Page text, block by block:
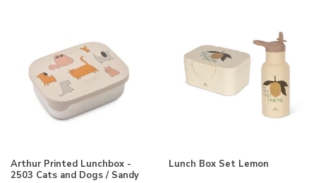
Arthur Printed Lunchbox -
2503 Cats and Dogs / Sandy
Lunch Box Set Lemon